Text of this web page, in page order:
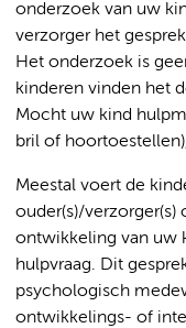
onderzoek van uw
verzorger het
Het onderzoek is
kinderen vinden het
Mocht uw kind
bril of
Meestal voert de
ouder(s)/verzorger(s)
ontwikkeling van uw
hulpvraag. Dit
psychologisch
ontwikkelings- of